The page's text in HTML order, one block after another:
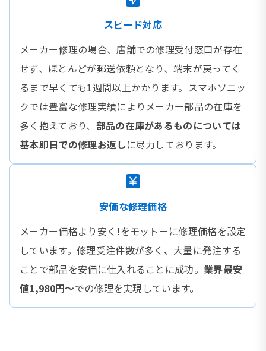
スピード対応
メーカー修理の場合、店舗での修理受付窓口が存在
せず、ほとんどが郵送依頼となり、端末が戻ってく
るまで早くても1週間以上かかります。スマホソニッ
クでは豊富な修理実績によりメーカー部品の在庫を
多く抱えており、 部品の在庫があるものについては
基本即日での修理お返しに尽力しております。
安価な修理価格
メーカー価格より安く!をモットーに修理価格を設定
しています。修理受注件数が多く、大量に発注する
ことで部品を安価に仕入れることに成功。 業界最安
値1,980円〜での修理を実現しています。